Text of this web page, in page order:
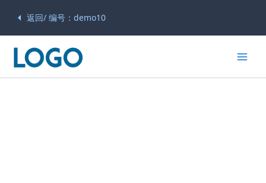
返回/ 编号：demo10